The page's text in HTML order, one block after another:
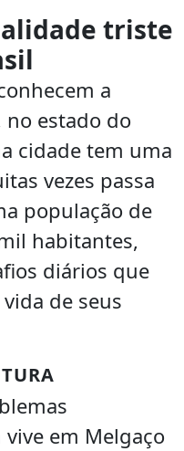
triste
a
no estado do
cidade tem uma
vezes passa
população de
habitantes,
diários que
de seus
em Melgaço